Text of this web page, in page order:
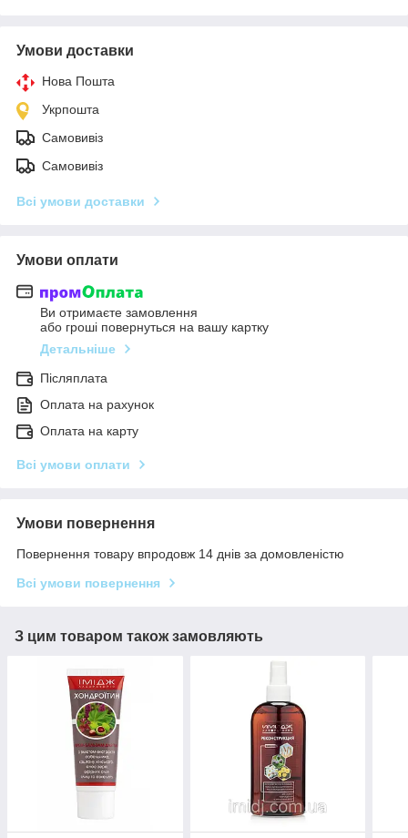
Умови доставки
Нова Пошта
Укрпошта
Самовивіз
Самовивіз
Всі умови доставки
Умови оплати
Ви отримаєте замовлення
або гроші повернуться на вашу картку
Детальніше
Післяплата
Оплата на рахунок
Оплата на карту
Всі умови оплати
Умови повернення
Повернення товару впродовж 14 днів за домовленістю
Всі умови повернення
З цим товаром також замовляють